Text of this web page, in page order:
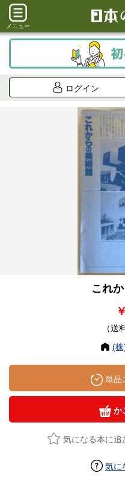
メニュー
ログイン
これ
（送
(
単品
か
気になる本に追
気に